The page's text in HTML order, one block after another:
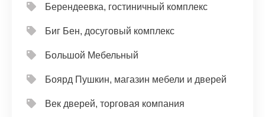
Берендеевка, гостиничный комплекс
Биг Бен, досуговый комплекс
Большой Мебельный
Боярд Пушкин, магазин мебели и дверей
Век дверей, торговая компания